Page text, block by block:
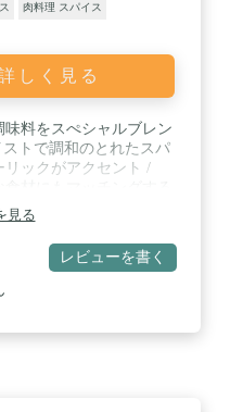
肉料理 スパイス
しく見る
料をスぺシャルブレン
トで調和のとれたスパ
リックがアクセント /
見る
レビューを書く